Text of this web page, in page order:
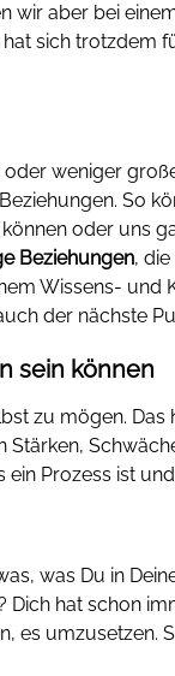
wir aber bei
sich
weniger
So
können oder uns
Beziehungen,
Wissens-
der nächste
sein können
zu mögen.
Stärken,
ein Prozess ist
was Du in
Dich hat schon
es umzusetzen.